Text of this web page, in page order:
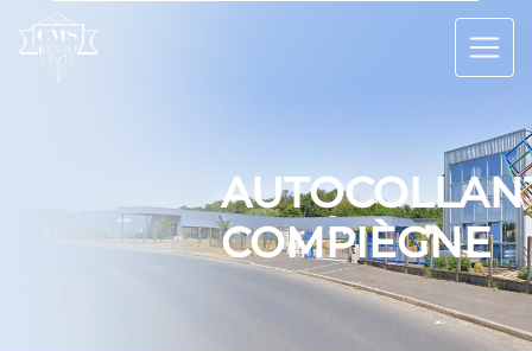
COMPIÈGNE
Panneau de gestion des cookies